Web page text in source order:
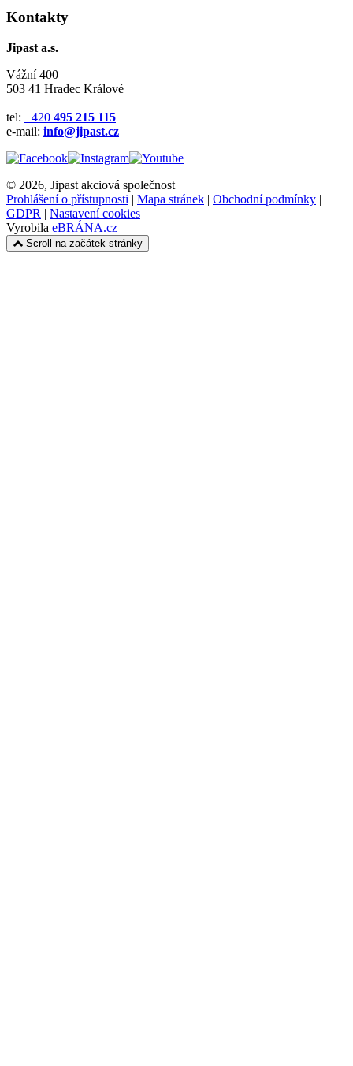
Kontakty
Jipast a.s.
Vážní 400
503 41 Hradec Králové
tel: +420 495 215 115
e-mail: info@jipast.cz
© 2026, Jipast akciová společnost
Prohlášení o přístupnosti | Mapa stránek | Obchodní podmínky |
GDPR | Nastavení cookies
Vyrobila eBRÁNA.cz
Scroll na začátek stránky